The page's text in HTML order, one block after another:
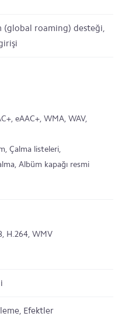
(global roaming) desteği,
eAAC+, WMA, WAV,
Çalma listeleri,
Albüm kapağı resmi
H.264, WMV
Efektler